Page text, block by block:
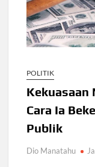
POLITIK
Kekuasaan
Cara Ia
Publik
Dio Manatahu